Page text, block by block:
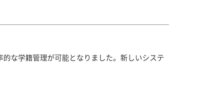
な学籍管理が可能となりました。新しいシステ